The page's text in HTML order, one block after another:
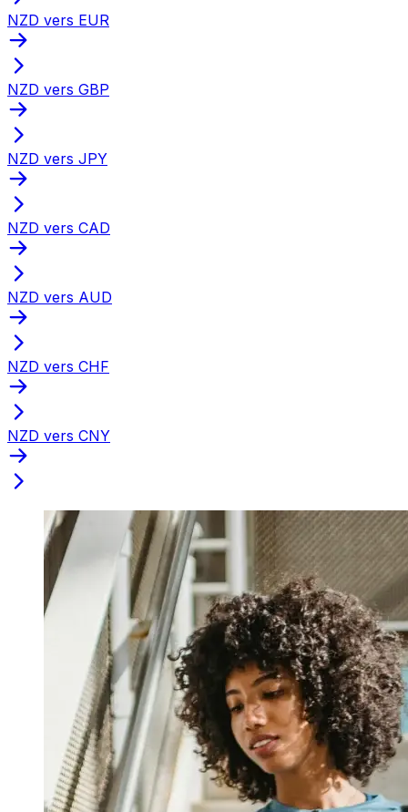
NZD vers EUR
NZD vers GBP
NZD vers JPY
NZD vers CAD
NZD vers AUD
NZD vers CHF
NZD vers CNY